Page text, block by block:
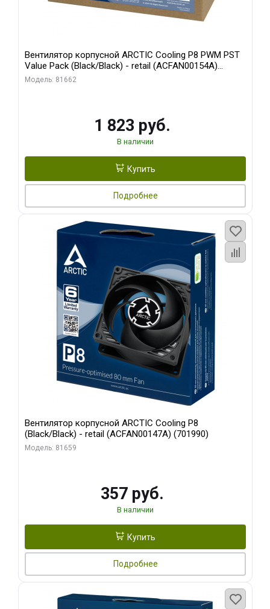
Вентилятор корпусной ARCTIC Cooling P8 PWM PST
Value Pack (Black/Black) - retail (ACFAN00154A)
(702072)
Модель: 81662
1 823 руб.
В наличии
Купить
Подробнее
Вентилятор корпусной ARCTIC Cooling P8
(Black/Black) - retail (ACFAN00147A) (701990)
Модель: 81659
357 руб.
В наличии
Купить
Подробнее